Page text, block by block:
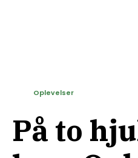
På to
Oplevelser